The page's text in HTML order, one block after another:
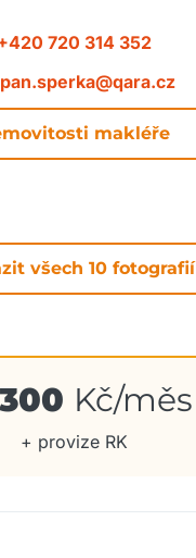
720 314 352
makléře
všech 10 fotografií
Kč/měs
+ provize RK